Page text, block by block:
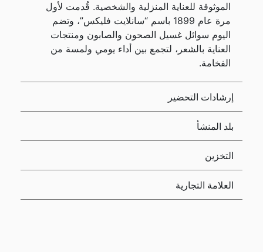
الموثوقة للعناية المنزلية والشخصية. قُدمت لأول
مرة عام 1899 باسم “سانلايت فليكس”، وتضم
اليوم سوائل غسيل الصحون والصابون ومنتجات
العناية بالشعر، لتجمع بين أداء يومي ولمسة من
الفخامة.
إرشادات التحضير
بلد المنشأ
التخزين
العلامة التجارية